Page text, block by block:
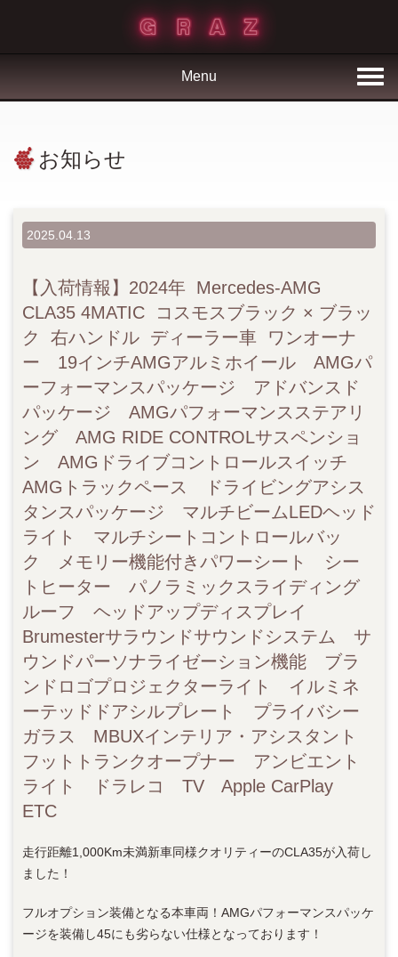
Menu
お知らせ
2025.04.13
【入荷情報】2024年 Mercedes-AMG
CLA35 4MATIC コスモスブラック × ブラッ
ク 右ハンドル ディーラー車 ワンオーナ
ー 19インチAMGアルミホイール AMGパ
ーフォーマンスパッケージ アドバンスド
パッケージ AMGパフォーマンスステアリ
ング AMG RIDE CONTROLサスペンショ
ン AMGドライブコントロールスイッチ
AMGトラックペース ドライビングアシス
タンスパッケージ マルチビームLEDヘッド
ライト マルチシートコントロールバッ
ク メモリー機能付きパワーシート シー
トヒーター パノラミックスライディング
ルーフ ヘッドアップディスプレイ
Brumesterサラウンドサウンドシステム サ
ウンドパーソナライゼーション機能 ブラ
ンドロゴプロジェクターライト イルミネ
ーテッドドアシルプレート プライバシー
ガラス MBUXインテリア・アシスタント
フットトランクオープナー アンビエント
ライト ドラレコ TV Apple CarPlay
ETC
走行距離1,000Km未満新車同様クオリティーのCLA35が入荷し
ました！
フルオプション装備となる本車両！AMGパフォーマンスパッケ
ージを装備し45にも劣らない仕様となっております！